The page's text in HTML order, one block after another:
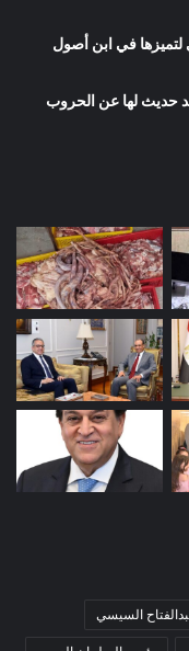
في ابن أصول
حديث لها عن الحروب
السيسي